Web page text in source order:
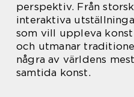
perspektiv. Från
interaktiva
som vill uppleva
och utmanar
några av världens
samtida konst.